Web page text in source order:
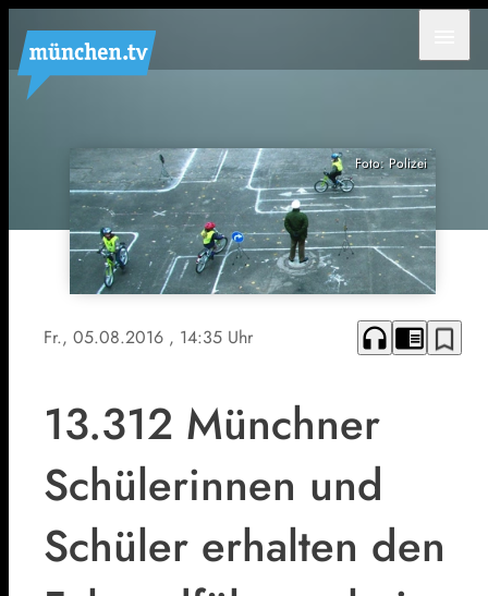
Foto: Polizei
Fr., 05.08.2016 , 14:35 Uhr headphones chrome_reader_mode bookmark_border
13.312 Münchner
Schülerinnen und
Schüler erhalten den